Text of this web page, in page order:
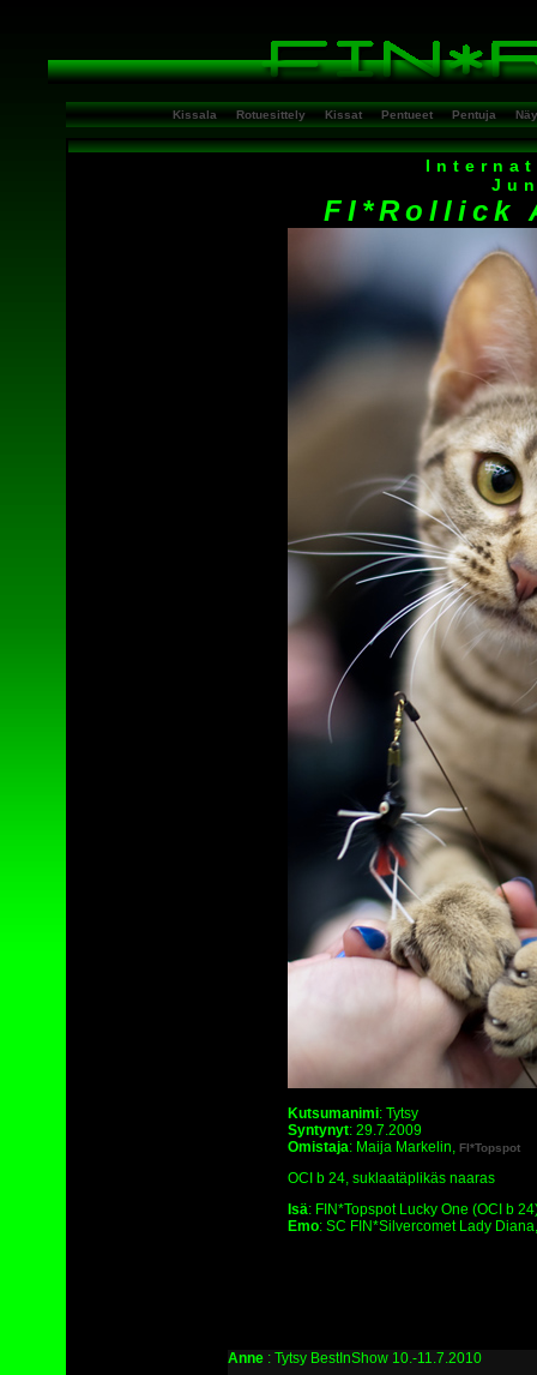
Kissala Rotuesittely Kissat Pentueet Pentuja
FI*Rollick
Kutsumanimi: Tytsy
Syntynyt: 29.7.2009
Omistaja: Maija Markelin, FI*Topspot
OCI b 24, suklaatäplikäs naaras
Isä: FIN*Topspot Lucky One (OCI b
Emo: SC FIN*Silvercomet Lady
Anne : Tytsy BestInShow 10.-11.7.2010